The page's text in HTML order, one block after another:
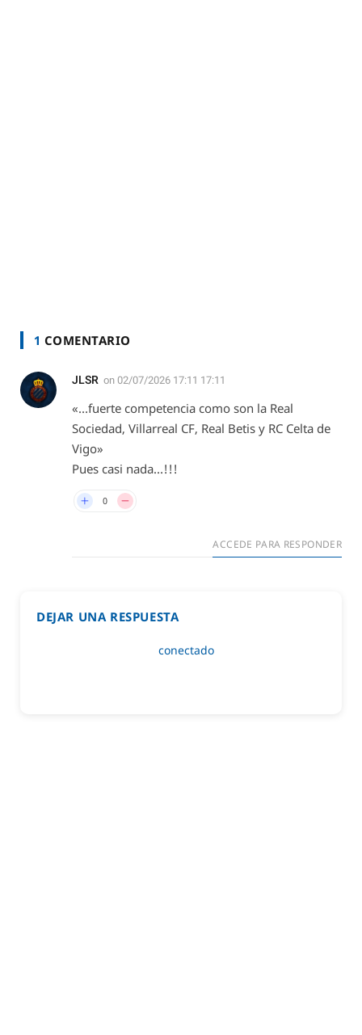
1 COMENTARIO
JLSR on 02/07/2026 17:11 17:11
«…fuerte competencia como son la Real
Sociedad, Villarreal CF, Real Betis y RC Celta de
Vigo»
Pues casi nada…!!!
0
ACCEDE PARA RESPONDER
DEJAR UNA RESPUESTA
conectado